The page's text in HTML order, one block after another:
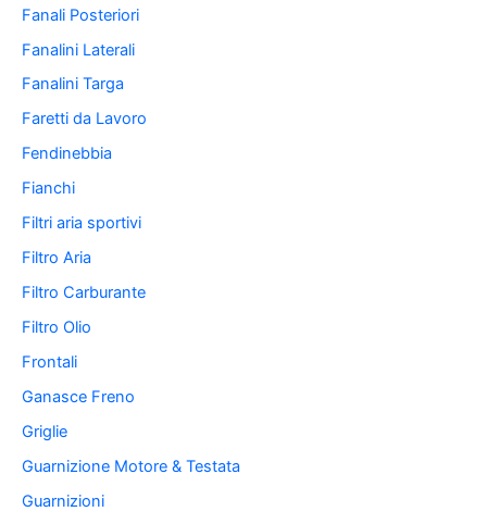
Fanali Posteriori
Fanalini Laterali
Fanalini Targa
Faretti da Lavoro
Fendinebbia
Fianchi
Filtri aria sportivi
Filtro Aria
Filtro Carburante
Filtro Olio
Frontali
Ganasce Freno
Griglie
Guarnizione Motore & Testata
Guarnizioni